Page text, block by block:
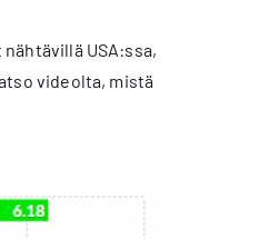
USA:ssa,
videolta, mistä